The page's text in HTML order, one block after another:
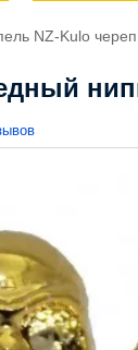
NZ-Kulo череп